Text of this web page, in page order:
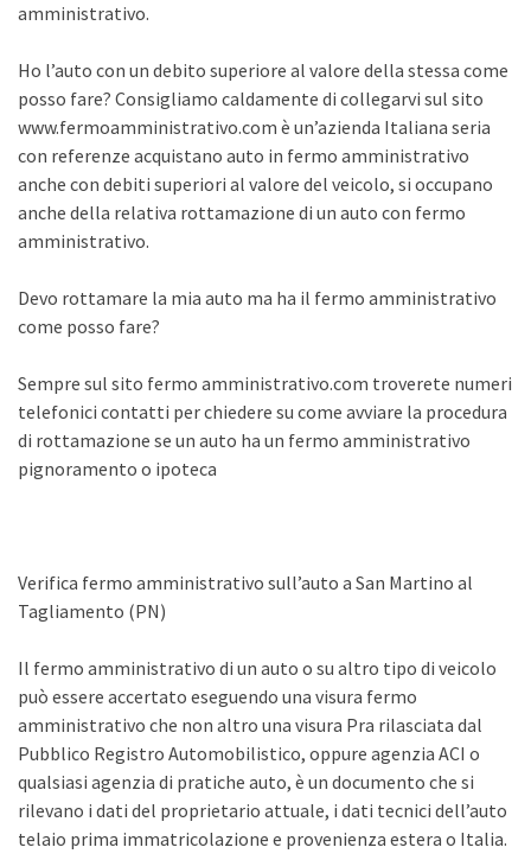
amministrativo.
Ho l’auto con un debito superiore al valore della stessa come
posso fare? Consigliamo caldamente di collegarvi sul sito
www.fermoamministrativo.com è un’azienda Italiana seria
con referenze acquistano auto in fermo amministrativo
anche con debiti superiori al valore del veicolo, si occupano
anche della relativa rottamazione di un auto con fermo
amministrativo.
Devo rottamare la mia auto ma ha il fermo amministrativo
come posso fare?
Sempre sul sito fermo amministrativo.com troverete numeri
telefonici contatti per chiedere su come avviare la procedura
di rottamazione se un auto ha un fermo amministrativo
pignoramento o ipoteca
Verifica fermo amministrativo sull’auto a San Martino al
Tagliamento (PN)
Il fermo amministrativo di un auto o su altro tipo di veicolo
può essere accertato eseguendo una visura fermo
amministrativo che non altro una visura Pra rilasciata dal
Pubblico Registro Automobilistico, oppure agenzia ACI o
qualsiasi agenzia di pratiche auto, è un documento che si
rilevano i dati del proprietario attuale, i dati tecnici dell’auto
telaio prima immatricolazione e provenienza estera o Italia.